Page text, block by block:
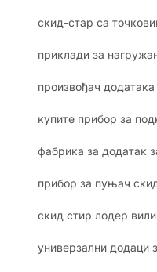
скид-стар са
приклади за
произвођач
купите прибор за
фабрика за додатак
прибор за пуњач
скид стир лодер
универзални додаци